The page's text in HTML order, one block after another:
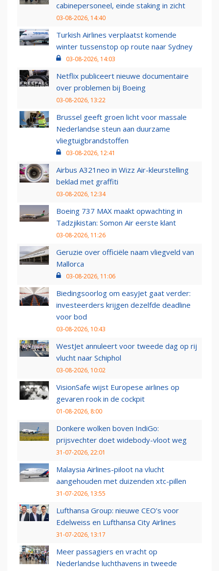
cabinepersoneel, einde staking in zicht
03-08-2026, 14:40
Turkish Airlines verplaatst komende
winter tussenstop op route naar Sydney
03-08-2026, 14:03
Netflix publiceert nieuwe documentaire
over problemen bij Boeing
03-08-2026, 13:22
Brussel geeft groen licht voor massale
Nederlandse steun aan duurzame
vliegtuigbrandstoffen
03-08-2026, 12:41
Airbus A321neo in Wizz Air-kleurstelling
beklad met graffiti
03-08-2026, 12:34
Boeing 737 MAX maakt opwachting in
Tadzjikistan: Somon Air eerste klant
03-08-2026, 11:26
Geruzie over officiële naam vliegveld van
Mallorca
03-08-2026, 11:06
Biedingsoorlog om easyJet gaat verder:
investeerders krijgen dezelfde deadline
voor bod
03-08-2026, 10:43
WestJet annuleert voor tweede dag op rij
vlucht naar Schiphol
03-08-2026, 10:02
VisionSafe wijst Europese airlines op
gevaren rook in de cockpit
01-08-2026, 8:00
Donkere wolken boven IndiGo:
prijsvechter doet widebody-vloot weg
31-07-2026, 22:01
Malaysia Airlines-piloot na vlucht
aangehouden met duizenden xtc-pillen
31-07-2026, 13:55
Lufthansa Group: nieuwe CEO’s voor
Edelweiss en Lufthansa City Airlines
31-07-2026, 13:17
Meer passagiers en vracht op
Nederlandse luchthavens in tweede